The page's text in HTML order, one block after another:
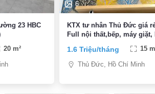
23 HBC
20 m²
6
KTX tư nhân Thủ Đức giá
Full nội thất,bếp, máy giặt,
1.6 Triệu/tháng 15
Thủ Đức, Hồ Chí Minh